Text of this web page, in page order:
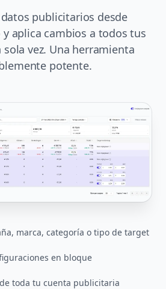
publicitarios desde
aplica cambios a todos tus
vez. Una herramienta
potente.
marca, categoría o tipo de target
en bloque
toda tu cuenta publicitaria